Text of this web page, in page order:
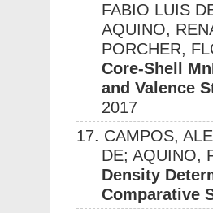
FABIO LUIS
AQUINO,
PORCHER,
Core-Shell
and Valence
2017
17. CAMPOS,
DE; AQUINO,
Density
Comparative